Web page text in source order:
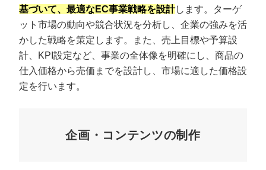
基づいて、最適なEC事業戦略を設計します。ターゲ
ット市場の動向や競合状況を分析し、企業の強みを活
かした戦略を策定します。また、売上目標や予算設
計、KPI設定など、事業の全体像を明確にし、商品の
仕入価格から売価までを設計し、市場に適した価格設
定を行います。
企画・コンテンツの制作